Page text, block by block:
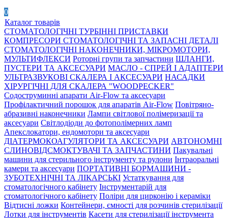
0
Каталог товарів
СТОМАТОЛОГІЧНІ ТУРБІННІ ПРИСТАВКИ
КОМПРЕСОРИ СТОМАТОЛОГІЧНІ ТА ЗАПАСНІ ДЕТАЛІ
СТОМАТОЛОГІЧНІ НАКОНЕЧНИКИ, МІКРОМОТОРИ,
МУЛЬТИФЛЕКСИ Роторні групи та запчастини ШЛАНГИ,
ПУСТЕРИ ТА АКСЕСУАРИ МАСЛО - СПРЕЙ І АДАПТЕРИ
УЛЬТРАЗВУКОВІ СКАЛЕРА І АКСЕСУАРИ НАСАДКИ
ХІРУРГІЧНІ ДЛЯ СКАЛЕРА "WOODPECKER"
Содоструминні апарати Air-Flow та аксесуари
Профілактичний порошок для апаратів Air-Flow Повітряно-
абразивні наконечники Лампи світлової полімеризації та
аксесуари Світлодіоди до фотополімерних ламп
Апекслокатори, ендомотори та аксесуари
ДІАТЕРМОКОАГУЛЯТОРИ ТА АКСЕСУАРИ АВТОНОМНІ
СЛИНОВІДСМОКТУВАЧІ ТА ЗАПЧАСТИНИ Пакувальні
машини для стерильного інструменту та рулони Інтраоральні
камери та аксесуари ПОРТАТИВНІ БОРМАШИНИ -
ЗУБОТЕХНІЧНІ ТА ЛІКАРСЬКІ Устаткування для
стоматологічного кабінету Інструментарій для
стоматологічного кабінету Поліри для цирконію і кераміки
Відтисні ложки Контейнери, ємності для розчинів стерилізації
Лотки для інструментів Касети для стерилізації інструмента